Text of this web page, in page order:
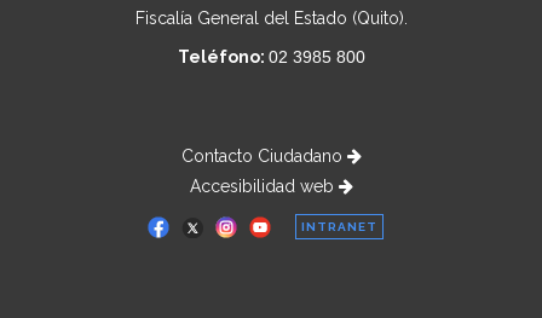
Fiscalía General del Estado (Quito).
Teléfono: 02 3985 800
Contacto Ciudadano
Accesibilidad web
INTRANET